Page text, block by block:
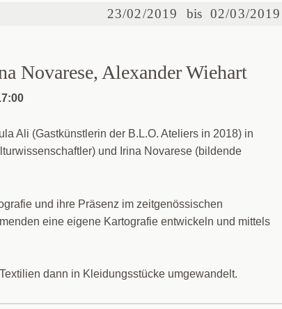
23/02/2019 bis02/03/2019
Novarese, Alexander Wiehart
Ali (Gastkünstlerin der B.L.O. Ateliers in 2018) in
und Irina Novarese (bildende
und ihre Präsenz im zeitgenössischen
eine eigene Kartografie entwickeln und mittels
dann in Kleidungsstücke umgewandelt.